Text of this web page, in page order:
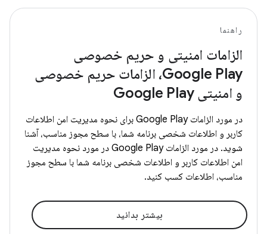
راهنما
الزامات امنیتی و حریم خصوصی
Google Play، الزامات حریم خصوصی
و امنیتی Google Play
در مورد الزامات Google Play برای نحوه مدیریت امن اطلاعات
کاربر و اطلاعات شخصی برنامه شما، با سطح مجوز مناسب، آشنا
شوید. در مورد الزامات Google Play در مورد نحوه مدیریت
امن اطلاعات کاربر و اطلاعات شخصی برنامه شما با سطح مجوز
مناسب، اطلاعات کسب کنید.
بیشتر بدانید